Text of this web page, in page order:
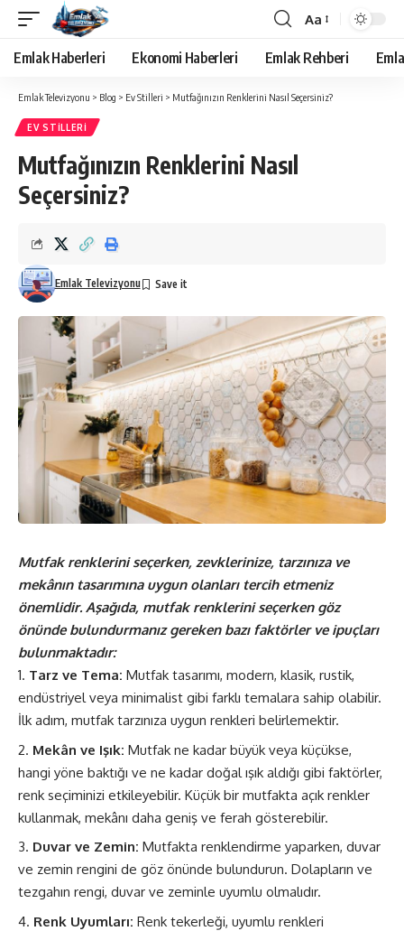
Yazı
Tipi
Boyutlandırıcı
Aa
Emlak Haberleri Ekonomi Haberleri Emlak Rehberi
Emlak Televizyonu > Blog > Ev Stilleri > Mutfağınızın Renklerini Nasıl Seçersiniz?
EV STILLERI
Mutfağınızın Renklerini Nasıl
Seçersiniz?
Emlak Televizyonu
Mutfak renklerini seçerken, zevklerinize, tarzınıza ve
mekânın tasarımına uygun olanları tercih etmeniz
önemlidir. Aşağıda, mutfak renklerini seçerken göz
önünde bulundurmanız gereken bazı faktörler ve ipuçları
bulunmaktadır:
Tarz ve Tema: Mutfak tasarımı, modern, klasik, rustik,
endüstriyel veya minimalist gibi farklı temalara sahip olabilir.
İlk adım, mutfak tarzınıza uygun renkleri belirlemektir.
Mekân ve Işık: Mutfak ne kadar büyük veya küçükse,
hangi yöne baktığı ve ne kadar doğal ışık aldığı gibi faktörler,
renk seçiminizi etkileyebilir. Küçük bir mutfakta açık renkler
kullanmak, mekânı daha geniş ve ferah gösterebilir.
Duvar ve Zemin: Mutfakta renklendirme yaparken, duvar
ve zemin rengini de göz önünde bulundurun. Dolapların ve
tezgahın rengi, duvar ve zeminle uyumlu olmalıdır.
Renk Uyumları: Renk tekerleği, uyumlu renkleri